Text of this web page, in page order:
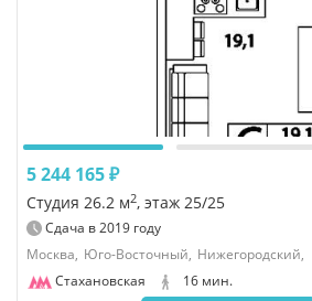
5 244 165 ₽
Студия 26.2 м2, этаж 25/25
Сдача в2019 году
Москва, Юго-Восточный, Нижегородский,
Стахановская
16 мин.